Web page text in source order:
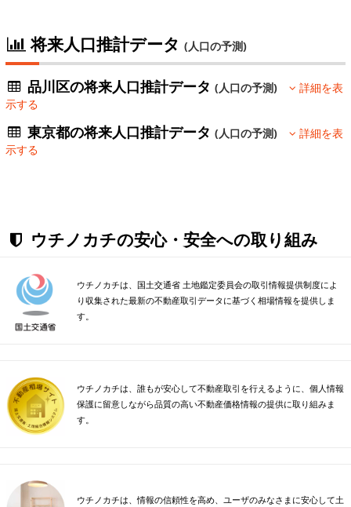
将来人口推計データ (人口の予測)
品川区の将来人口推計データ(人口の予測)
詳細を表
示する
東京都の将来人口推計データ(人口の予測)
詳細を表
示する
ウチノカチの安心・安全への取り組み
ウチノカチは、国土交通省 土地鑑定委員会の取引情報提供制度によ
り収集された最新の不動産取引データに基づく相場情報を提供しま
す。
ウチノカチは、誰もが安心して不動産取引を行えるように、個人情報
保護に留意しながら品質の高い不動産価格情報の提供に取り組みま
す。
ウチノカチは、情報の信頼性を高め、ユーザのみなさまに安心して土